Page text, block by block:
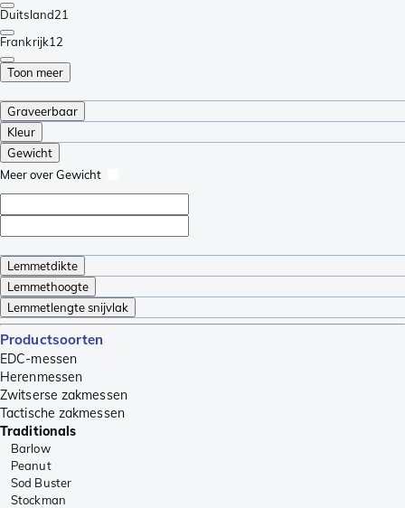
Duitsland21
Frankrijk12
Toon meer
Graveerbaar
Kleur
Gewicht
Meer over Gewicht
Lemmetdikte
Lemmethoogte
Lemmetlengte snijvlak
Productsoorten
EDC-messen
Herenmessen
Zwitserse zakmessen
Tactische zakmessen
Traditionals
Barlow
Peanut
Sod Buster
Stockman